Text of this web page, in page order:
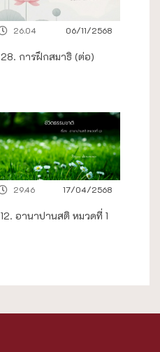
06/11/2568
26.04
28. การฝึกสมาธิ (ต่อ)
17/04/2568
29.46
12. อานาปานสติ หมวดที่ 1